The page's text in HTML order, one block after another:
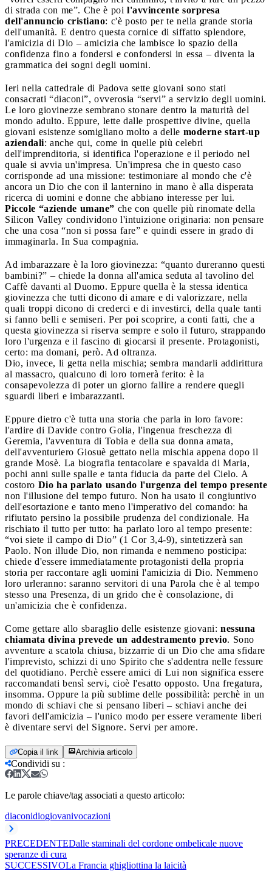
di strada con me”. Che è poi l'avvincente sorpresa
dell'annuncio cristiano: c'è posto per te nella grande storia
dell'umanità. E dentro questa cornice di siffatto splendore,
l'amicizia di Dio – amicizia che lambisce lo spazio della
confidenza fino a fondersi e confondersi in essa – diventa la
grammatica dei sogni degli uomini.
Ieri nella cattedrale di Padova sette giovani sono stati
consacrati “diaconi”, ovverosia “servi” a servizio degli uomini.
Le loro giovinezze sembrano stonare dentro la maturità del
mondo adulto. Eppure, lette dalle prospettive divine, quella
giovani esistenze somigliano molto a delle moderne start-up
aziendali: anche qui, come in quelle più celebri
dell'imprenditoria, si identifica l'operazione e il periodo nel
quale si avvia un'impresa. Un'impresa che in questo caso
corrisponde ad una missione: testimoniare al mondo che c'è
ancora un Dio che con il lanternino in mano è alla disperata
ricerca di uomini e donne che abbiano interesse per lui.
Piccole “aziende umane” che con quelle più rinomate della
Silicon Valley condividono l'intuizione originaria: non pensare
che una cosa “non si possa fare” e quindi essere in grado di
immaginarla. In Sua compagnia.
Ad imbarazzare è la loro giovinezza: “quanto dureranno questi
bambini?” – chiede la donna all'amica seduta al tavolino del
Caffè davanti al Duomo. Eppure quella è la stessa identica
giovinezza che tutti dicono di amare e di valorizzare, nella
quali troppi dicono di crederci e di investirci, della quale tanti
si fanno belli e semiseri. Per poi scoprire, a conti fatti, che a
questa giovinezza si riserva sempre e solo il futuro, strappando
loro l'urgenza e il fascino di giocarsi il presente. Protagonisti,
certo: ma domani, però. Ad oltranza.
Dio, invece, li getta nella mischia; sembra mandarli addirittura
al massacro, qualcuno di loro tornerà ferito: è la
consapevolezza di poter un giorno fallire a rendere quegli
sguardi liberi e imbarazzanti.
Eppure dietro c'è tutta una storia che parla in loro favore:
l'ardire di Davide contro Golia, l'ingenua freschezza di
Geremia, l'avventura di Tobia e della sua donna amata,
dell'avventuriero Giosuè gettato nella mischia appena dopo il
grande Mosè. La biografia tentacolare e spavalda di Maria,
pochi anni sulle spalle e tanta fiducia da parte del Cielo. A
costoro Dio ha parlato usando l'urgenza del tempo presente
non l'illusione del tempo futuro. Non ha usato il congiuntivo
dell'esortazione e tanto meno l'imperativo del comando: ha
rifiutato persino la possibile prudenza del condizionale. Ha
rischiato il tutto per tutto: ha parlato loro al tempo presente:
“voi siete il campo di Dio” (1 Cor 3,4-9), sintetizzerà san
Paolo. Non illude Dio, non rimanda e nemmeno posticipa:
chiede d'essere immediatamente protagonisti della propria
storia per raccontare agli uomini l'amicizia di Dio. Nemmeno
loro urleranno: saranno servitori di una Parola che è al tempo
stesso una Presenza, di un grido che è consolazione, di
un'amicizia che è confidenza.
Come gettare allo sbaraglio delle esistenze giovani: nessuna
chiamata divina prevede un addestramento previo. Sono
avventure a scatola chiusa, bizzarrie di un Dio che ama sfidare
l'imprevisto, schizzi di uno Spirito che s'addentra nelle fessure
del quotidiano. Perchè essere amici di Lui non significa essere
raccomandati bensì servi, cioè l'esatto opposto. Una fregatura,
insomma. Oppure la più sublime delle possibilità: perchè in un
mondo di schiavi che si pensano liberi – schiavi anche dei
favori dell'amicizia – l'unico modo per essere veramente liberi
è diventare servi del Signore. Servi per amore.
Copia il link Archivia articolo
Condividi su :
Le parole chiave/tag associati a questo articolo:
diaconidiogiovanivocazioni
PRECEDENTEDalle staminali del cordone ombelicale nuove
speranze di cura
SUCCESSIVOLa Francia ghigliottina la laicità